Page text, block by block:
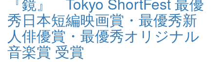
秀日本短編映画賞・最優秀新
人俳優賞・最優秀オリジナル
音楽賞 受賞